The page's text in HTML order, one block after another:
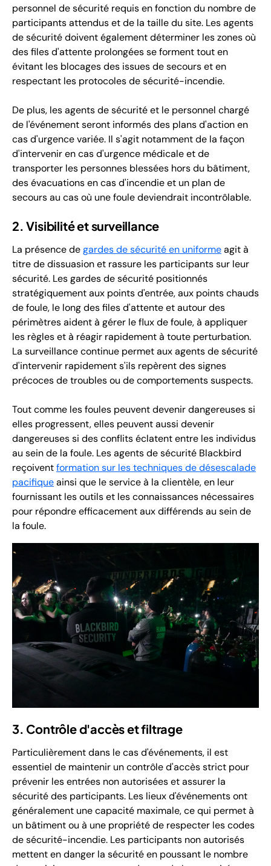
personnel de sécurité requis en fonction du nombre de
participants attendus et de la taille du site. Les agents
de sécurité doivent également déterminer les zones où
des files d'attente prolongées se forment tout en
évitant les blocages des issues de secours et en
respectant les protocoles de sécurité-incendie.
De plus, les agents de sécurité et le personnel chargé
de l'événement seront informés des plans d'action en
cas d'urgence variée. Il s'agit notamment de la façon
d'intervenir en cas d'urgence médicale et de
transporter les personnes blessées hors du bâtiment,
des évacuations en cas d'incendie et un plan de
secours au cas où une foule deviendrait incontrôlable.
2. Visibilité et surveillance
La présence degardes de sécurité en uniformeagit à
titre de dissuasion et rassure les participants sur leur
sécurité. Les gardes de sécurité positionnés
stratégiquement aux points d'entrée, aux points chauds
de foule, le long des files d'attente et autour des
périmètres aident à gérer le flux de foule, à appliquer
les règles et à réagir rapidement à toute perturbation.
La surveillance continue permet aux agents de sécurité
d'intervenir rapidement s'ils repèrent des signes
précoces de troubles ou de comportements suspects.
Tout comme les foules peuvent devenir dangereuses si
elles progressent, elles peuvent aussi devenir
dangereuses si des conflits éclatent entre les individus
au sein de la foule. Les agents de sécurité Blackbird
reçoiventformation sur les techniques de désescalade
pacifiqueainsi que le service à la clientèle, en leur
fournissant les outils et les connaissances nécessaires
pour répondre efficacement aux différends au sein de
la foule.
3. Contrôle d'accès et filtrage
Particulièrement dans le cas d'événements, il est
essentiel de maintenir un contrôle d'accès strict pour
prévenir les entrées non autorisées et assurer la
sécurité des participants. Les lieux d'événements ont
généralement une capacité maximale, ce qui permet à
un bâtiment ou à une propriété de respecter les codes
de sécurité-incendie. Les participants non autorisés
mettent en danger la sécurité en poussant le nombre